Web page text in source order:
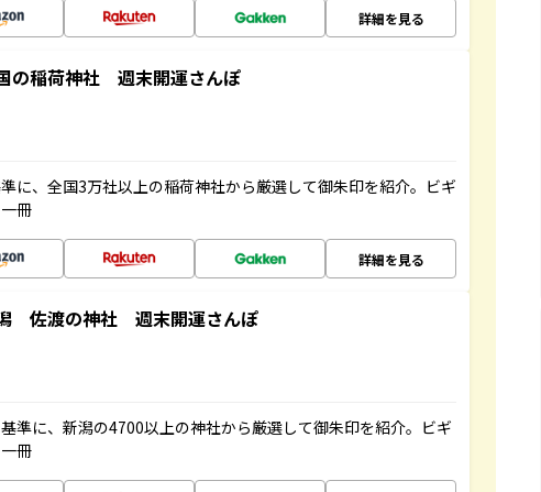
詳細を見る
の稲荷神社 週末開運さんぽ
に、全国3万社以上の稲荷神社から厳選して御朱印を紹介。ビギ
冊
詳細を見る
佐渡の神社 週末開運さんぽ
準に、新潟の4700以上の神社から厳選して御朱印を紹介。ビギ
冊